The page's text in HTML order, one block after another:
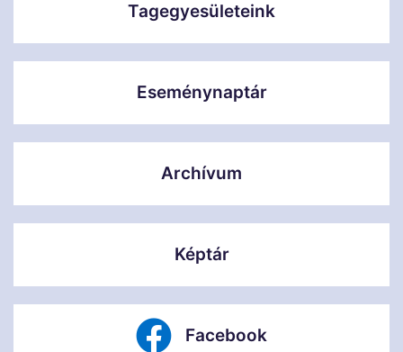
Tagegyesületeink
Eseménynaptár
Archívum
Képtár
Facebook